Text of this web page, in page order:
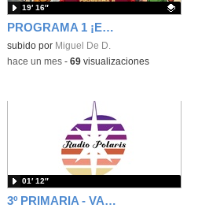
PROGRAMA 1 ¡EH, QUE ESTRENAMOS RADIO EN EL COLE! - RADIO POLARIS
Contenido educativo.
subido por Miguel De D.
19′ 16″
-hace un mes- 69visualizaciones
3º PRIMARIA - VALORES - CUÑA - INTERFERENCIAS DE RADIO - RADIO POLARIS
01′ 12″